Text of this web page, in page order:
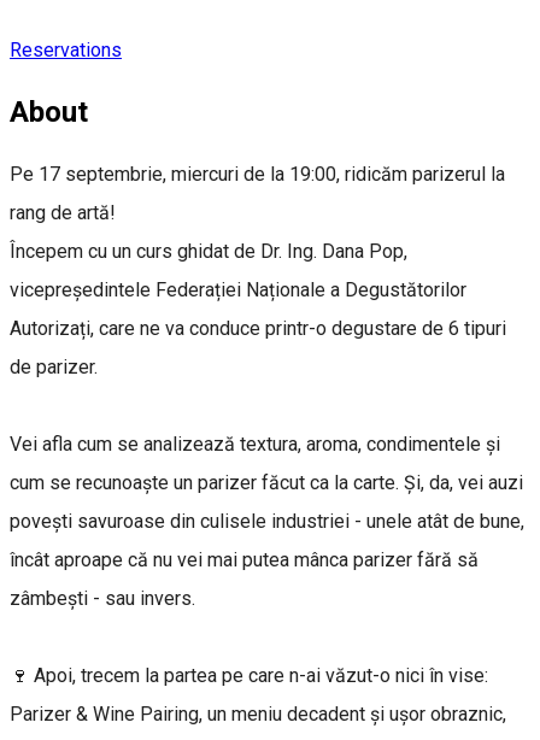
Reservations
About
Pe 17 septembrie, miercuri de la 19:00, ridicăm parizerul la
rang de artă!
Începem cu un curs ghidat de Dr. Ing. Dana Pop,
vicepreședintele Federației Naționale a Degustătorilor
Autorizați, care ne va conduce printr-o degustare de 6 tipuri
de parizer.
Vei afla cum se analizează textura, aroma, condimentele și
cum se recunoaște un parizer făcut ca la carte. Și, da, vei auzi
povești savuroase din culisele industriei - unele atât de bune,
încât aproape că nu vei mai putea mânca parizer fără să
zâmbești - sau invers.
🍷 Apoi, trecem la partea pe care n-ai văzut-o nici în vise:
Parizer & Wine Pairing, un meniu decadent și ușor obraznic,